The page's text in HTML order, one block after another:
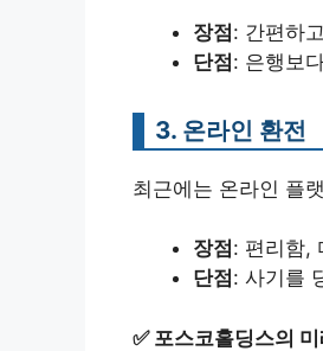
장점: 간편하
단점: 은행보
3. 온라인 환전
최근에는 온라인 플
장점 : 편리함,
단점 : 사기를
✅ 포스코홀딩스의